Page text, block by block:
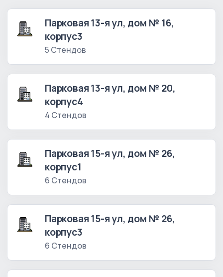
Парковая 13-я ул, дом № 16,
корпус3
5 Стендов
Парковая 13-я ул, дом № 20,
корпус4
4 Стендов
Парковая 15-я ул, дом № 26,
корпус1
6 Стендов
Парковая 15-я ул, дом № 26,
корпус3
6 Стендов